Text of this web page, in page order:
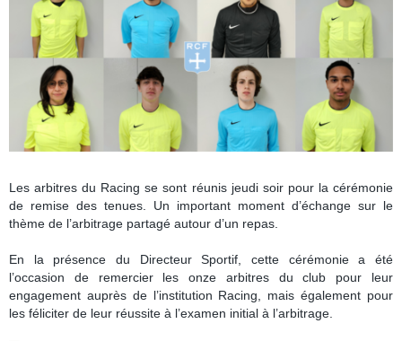
Les arbitres du Racing se sont réunis jeudi soir pour la cérémonie
de remise des tenues. Un important moment d’échange sur le
thème de l’arbitrage partagé autour d’un repas.
En la présence du Directeur Sportif, cette cérémonie a été
l’occasion de remercier les onze arbitres du club pour leur
engagement auprès de l’institution Racing, mais également pour
les féliciter de leur réussite à l’examen initial à l’arbitrage.